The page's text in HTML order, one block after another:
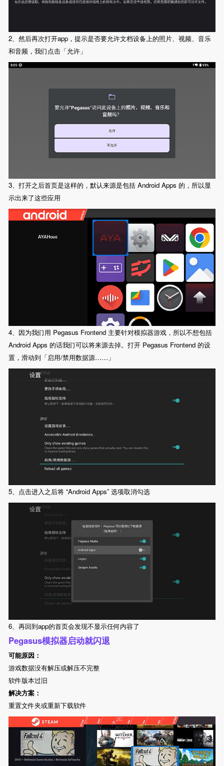
2、然后再次打开app，提示是否要允许文档设备上的照片、视频、音乐
和音频，我们点击「允许」
3、打开之后首页是这样的，默认来源是包括 Android Apps 的，所以显
示出来了这些应用
4、因为我们用 Pegasus Frontend 主要针对模拟器游戏，所以不想包括
Android Apps 的话我们可以将来源去掉。打开 Pegasus Frontend 的设
置，滑动到「启用/禁用数据源……」
5、点击进入之后将 “Android Apps” 选项取消勾选
6、再回到app的首页会发现不显示任何内容了
Pegasus模拟器启动就闪退
可能原因：
游戏数据没有解压或解压不完整
软件版本过旧
解决方案：
重置文件夹或重新下载软件